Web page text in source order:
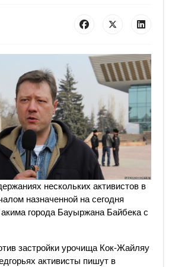
нескольких активистов в
назначенной на сегодня
акима города Бауыржана Байбека с
застройки урочища Кок-Жайляу
активисты пишут в